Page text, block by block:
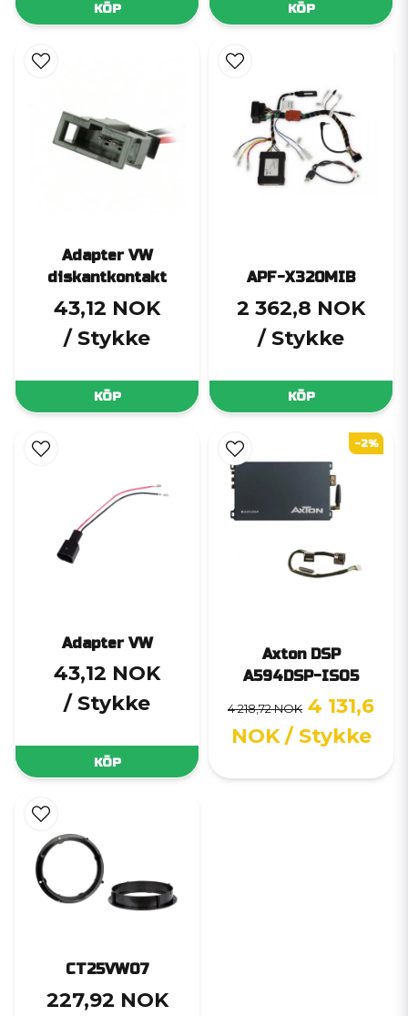
KÖP KÖP
Adapter VW
diskantkontakt
43,12 NOK
/ Stykke
KÖP
APF-X320MIB
2 362,8 NOK
/ Stykke
KÖP
Adapter VW
43,12 NOK
/ Stykke
KÖP
Axton DSP
A594DSP-ISO5
4 218,72 NOK 4 131,6
NOK / Stykke
-2%
CT25VW07
227,92 NOK